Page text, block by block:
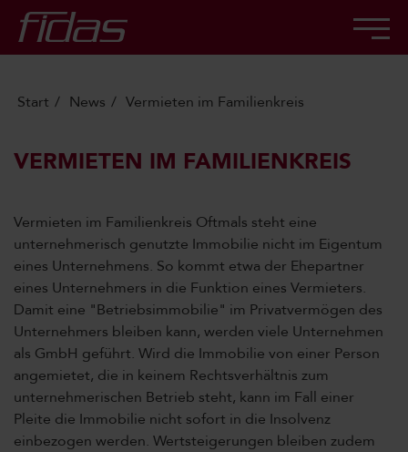
Start News Vermieten im Familienkreis
VERMIETEN IM FAMILIENKREIS
Vermieten im Familienkreis Oftmals steht eine
unternehmerisch genutzte Immobilie nicht im Eigentum
eines Unternehmens. So kommt etwa der Ehepartner
eines Unternehmers in die Funktion eines Vermieters.
Damit eine "Betriebsimmobilie" im Privatvermögen des
Unternehmers bleiben kann, werden viele Unternehmen
als GmbH geführt. Wird die Immobilie von einer Person
angemietet, die in keinem Rechtsverhältnis zum
unternehmerischen Betrieb steht, kann im Fall einer
Pleite die Immobilie nicht sofort in die Insolvenz
einbezogen werden. Wertsteigerungen bleiben zudem